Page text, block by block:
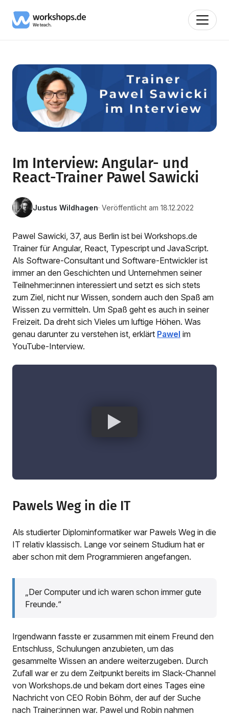
Im Interview: Angular- und
React-Trainer Pawel Sawicki
Justus Wildhagen· Veröffentlicht am 18.12.2022
Pawel Sawicki, 37, aus Berlin ist bei Workshops.de
Trainer für Angular, React, Typescript und JavaScript.
Als Software-Consultant und Software-Entwickler ist
immer an den Geschichten und Unternehmen seiner
Teilnehmer:innen interessiert und setzt es sich stets
zum Ziel, nicht nur Wissen, sondern auch den Spaß am
Wissen zu vermitteln. Um Spaß geht es auch in seiner
Freizeit. Da dreht sich Vieles um luftige Höhen. Was
genau darunter zu verstehen ist, erklärt Pawel im
YouTube-Interview.
Pawels Weg in die IT
Als studierter Diplominformatiker war Pawels Weg in die
IT relativ klassisch. Lange vor seinem Studium hat er
aber schon mit dem Programmieren angefangen.
„Der Computer und ich waren schon immer gute
Freunde.“
Irgendwann fasste er zusammen mit einem Freund den
Entschluss, Schulungen anzubieten, um das
gesammelte Wissen an andere weiterzugeben. Durch
Zufall war er zu dem Zeitpunkt bereits im Slack-Channel
von Workshops.de und bekam dort eines Tages eine
Nachricht von CEO Robin Böhm, der auf der Suche
nach Trainer:innen war. Pawel und Robin nahmen